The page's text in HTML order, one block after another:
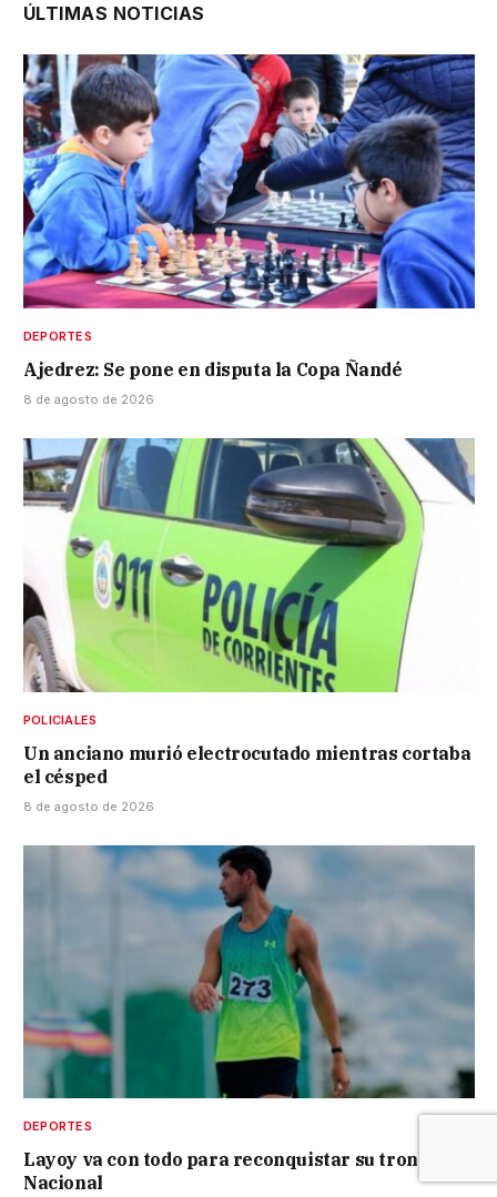
ÚLTIMAS NOTICIAS
DEPORTES
Ajedrez: Se pone en disputa la Copa Ñandé
8 de agosto de 2026
POLICIALES
Un anciano murió electrocutado mientras cortaba
el césped
8 de agosto de 2026
DEPORTES
Layoy va con todo para reconquistar su trono
Nacional